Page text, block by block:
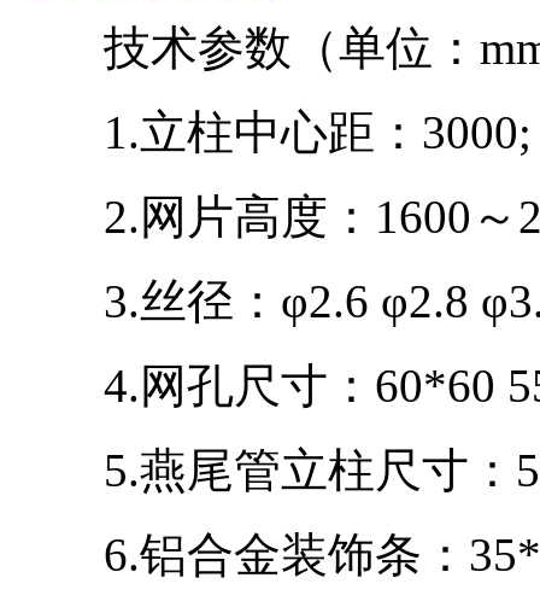
技术参数（单位：
1.立柱中心距：3000;
2.网片高度：1600～
3.丝径：φ2.6 φ2.8
4.网孔尺寸：60*60
5.燕尾管立柱尺寸：
6.铝合金装饰条：